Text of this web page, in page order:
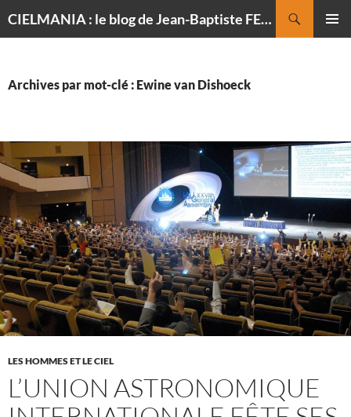
CIELMANIA : le blog de Jean-Baptiste FELDMANN, photographe du ciel
Archives par mot-clé : Ewine van Dishoeck
LES HOMMES ET LE CIEL
L’UNION ASTRONOMIQUE